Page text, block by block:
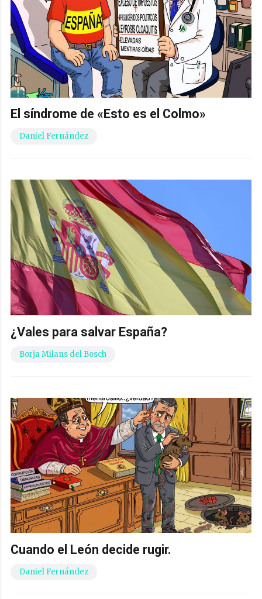
El síndrome de «Esto es el Colmo»
Daniel Fernández
¿Vales para salvar España?
Borja Milans del Bosch
Cuando el León decide rugir.
Daniel Fernández